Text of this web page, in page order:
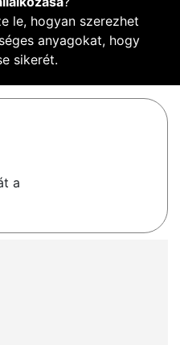
le, hogyan szerezhet
anyagokat, hogy
sikerét.
a